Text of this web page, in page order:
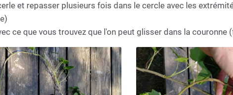
et repasser plusieurs fois dans le cercle avec les
ce que vous trouvez que l'on peut glisser dans la couronne